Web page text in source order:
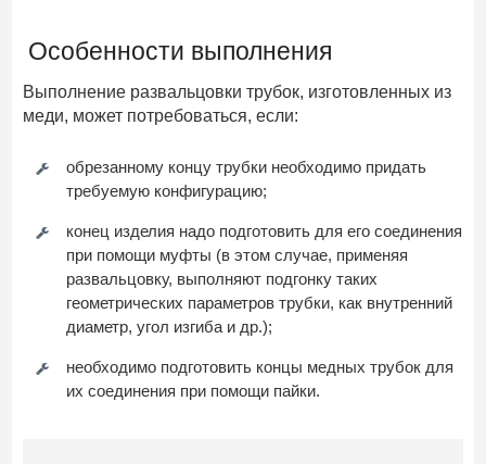
Особенности выполнения
Выполнение развальцовки трубок, изготовленных из
меди, может потребоваться, если:
обрезанному концу трубки необходимо придать
требуемую конфигурацию;
конец изделия надо подготовить для его соединения
при помощи муфты (в этом случае, применяя
развальцовку, выполняют подгонку таких
геометрических параметров трубки, как внутренний
диаметр, угол изгиба и др.);
необходимо подготовить концы медных трубок для
их соединения при помощи пайки.